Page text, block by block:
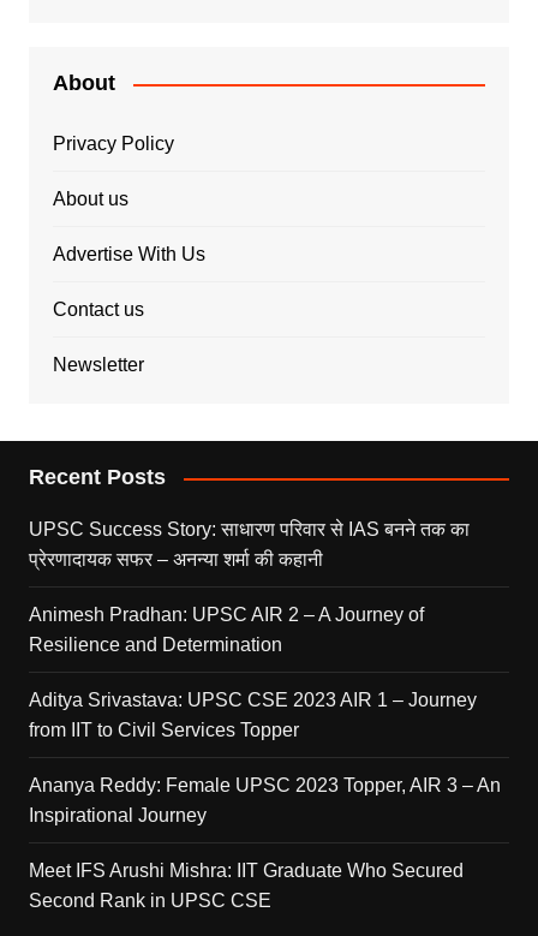
About
Privacy Policy
About us
Advertise With Us
Contact us
Newsletter
Recent Posts
UPSC Success Story: साधारण परिवार से IAS बनने तक का
प्रेरणादायक सफर – अनन्या शर्मा की कहानी
Animesh Pradhan: UPSC AIR 2 – A Journey of
Resilience and Determination
Aditya Srivastava: UPSC CSE 2023 AIR 1 – Journey
from IIT to Civil Services Topper
Ananya Reddy: Female UPSC 2023 Topper, AIR 3 – An
Inspirational Journey
Meet IFS Arushi Mishra: IIT Graduate Who Secured
Second Rank in UPSC CSE